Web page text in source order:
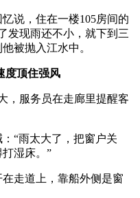
说，住在一楼105房间的
发现雨还不小，就下到三
被抛入江水中。
度顶住强风
服务员在走廊里提醒客
“雨太大了，把窗户关
打湿床。”
走道上，靠船外侧是窗